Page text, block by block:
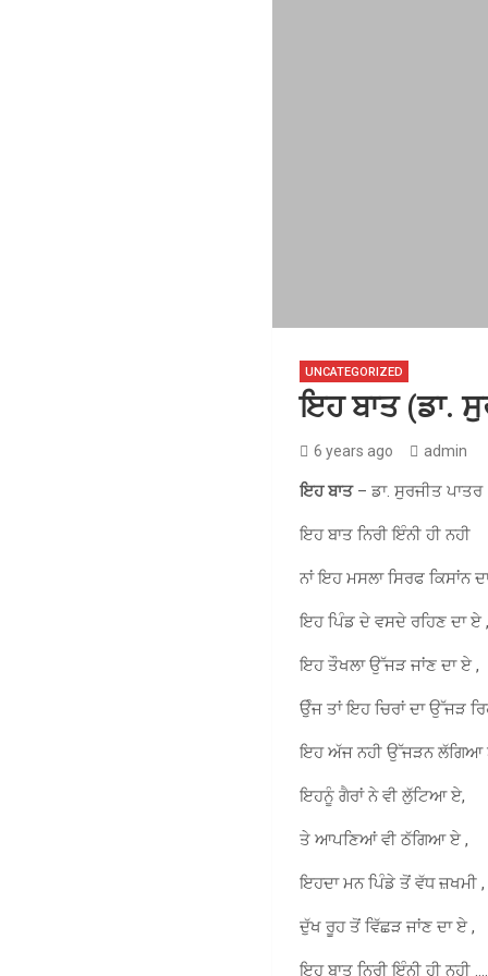
UNCATEGORIZED
ਇਹ ਬਾਤ (ਡਾ.
6 years ago admin
ਇਹ ਬਾਤ– ਡਾ. ਸੁਰਜੀਤ ਪਾਤਰ
ਇਹ ਬਾਤ ਨਿਰੀ ਇੰਨੀ ਹੀ ਨਹੀ
ਨਾਂ ਇਹ ਮਸਲਾ ਸਿਰਫ ਕਿਸਾਂਨ
ਇਹ ਪਿੰਡ ਦੇ ਵਸਦੇ ਰਹਿਣ ਦਾ ਏ ,
ਇਹ ਤੌਖਲਾ ਉੱਜੜ ਜਾਂਣ ਦਾ ਏ ,
ਉੰਜ ਤਾਂ ਇਹ ਚਿਰਾਂ ਦਾ ਉੱਜੜ
ਇਹ ਅੱਜ ਨਹੀ ਉੱਜੜਨ ਲੱਗਿਆ
ਇਹਨੂੰ ਗੈਰਾਂ ਨੇ ਵੀ ਲੁੱਟਿਆ ਏ,
ਤੇ ਆਪਣਿਆਂ ਵੀ ਠੱਗਿਆ ਏ ,
ਇਹਦਾ ਮਨ ਪਿੰਡੇ ਤੋਂ ਵੱਧ ਜ਼ਖਮੀ ,
ਦੁੱਖ ਰੂਹ ਤੋਂ ਵਿੱਛੜ ਜਾਂਣ ਦਾ ਏ ,
ਇਹ ਬਾਤ ਨਿਰੀ ਇੰਨੀ ਹੀ ਨਹੀ ….